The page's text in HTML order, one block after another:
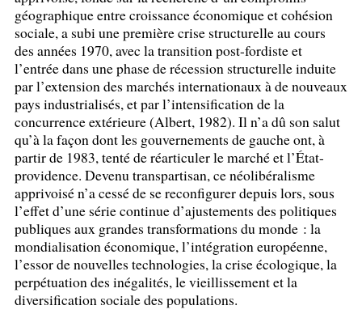
géographique entre croissance économique et cohésion
sociale, a subi une première crise structurelle au cours
des années 1970, avec la transition post-fordiste et
l’entrée dans une phase de récession structurelle induite
par l’extension des marchés internationaux à de nouveaux
pays industrialisés, et par l’intensification de la
concurrence extérieure (Albert, 1982). Il n’a dû son salut
qu’à la façon dont les gouvernements de gauche ont, à
partir de 1983, tenté de réarticuler le marché et l’État-
providence. Devenu transpartisan, ce néolibéralisme
apprivoisé n’a cessé de se reconfigurer depuis lors, sous
l’effet d’une série continue d’ajustements des politiques
publiques aux grandes transformations du monde : la
mondialisation économique, l’intégration européenne,
l’essor de nouvelles technologies, la crise écologique, la
perpétuation des inégalités, le vieillissement et la
diversification sociale des populations.